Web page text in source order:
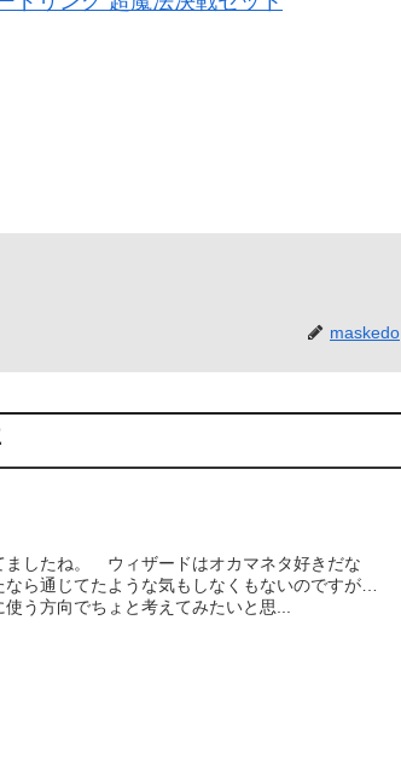
maskedo
ましたね。 ウィザードはオカマネタ好きだな
ら通じてたような気もしなくもないのですが…
う方向でちょと考えてみたいと思...